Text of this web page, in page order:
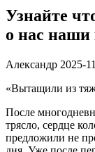
Узнайте
о нас
Александр 2025-
«Вытащили из
После
трясло, сердце
предложили не